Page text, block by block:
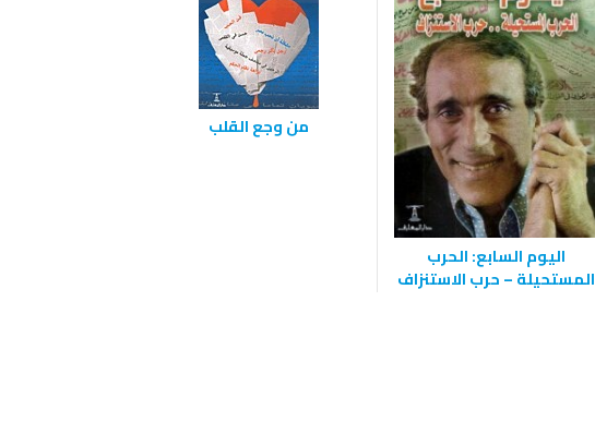
اليوم السابع: الحرب
المستحيلة – حرب الاستنزاف
من وجع القلب